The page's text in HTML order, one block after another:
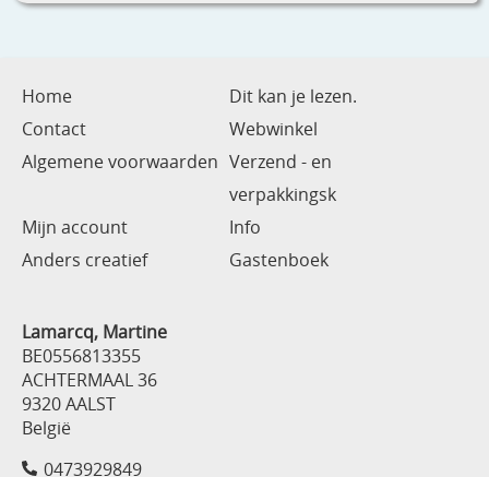
Home
Dit kan je lezen.
Contact
Webwinkel
Algemene voorwaarden Verzend - en
verpakkingsk
Mijn account
Info
Anders creatief
Gastenboek
Lamarcq, Martine
BE0556813355
ACHTERMAAL 36
9320 AALST
België
0473929849